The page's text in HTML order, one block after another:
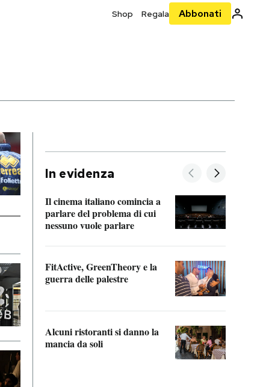
Shop Regala Abbonati
In evidenza
Il cinema italiano comincia a
parlare del problema di cui
nessuno vuole parlare
FitActive, GreenTheory e la
guerra delle palestre
Alcuni ristoranti si danno la
mancia da soli